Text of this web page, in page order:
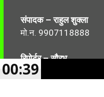
संपादक – राहुल शुक्ला
मो.न. 9907118888
रिपोर्टर – सौरभ
मो.न.-7499999906
00:39